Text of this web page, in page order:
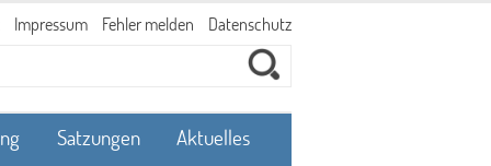
Impressum Fehler melden Datenschutz
Satzungen
Aktuelles